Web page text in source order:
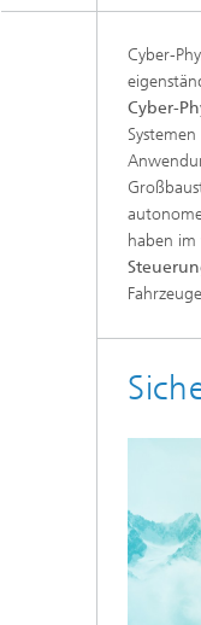
Cyber-
Cyber-
haben